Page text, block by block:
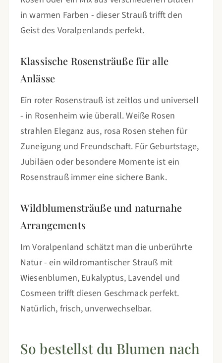
in warmen Farben - dieser Strauß trifft den
Geist des Voralpenlands perfekt.
Klassische Rosensträuße für alle
Anlässe
Ein roter Rosenstrauß ist zeitlos und universell
- in Rosenheim wie überall. Weiße Rosen
strahlen Eleganz aus, rosa Rosen stehen für
Zuneigung und Freundschaft. Für Geburtstage,
Jubiläen oder besondere Momente ist ein
Rosenstrauß immer eine sichere Bank.
Wildblumensträuße und naturnahe
Arrangements
Im Voralpenland schätzt man die unberührte
Natur - ein wildromantischer Strauß mit
Wiesenblumen, Eukalyptus, Lavendel und
Cosmeen trifft diesen Geschmack perfekt.
Natürlich, frisch, unverwechselbar.
So bestellst du Blumen nach